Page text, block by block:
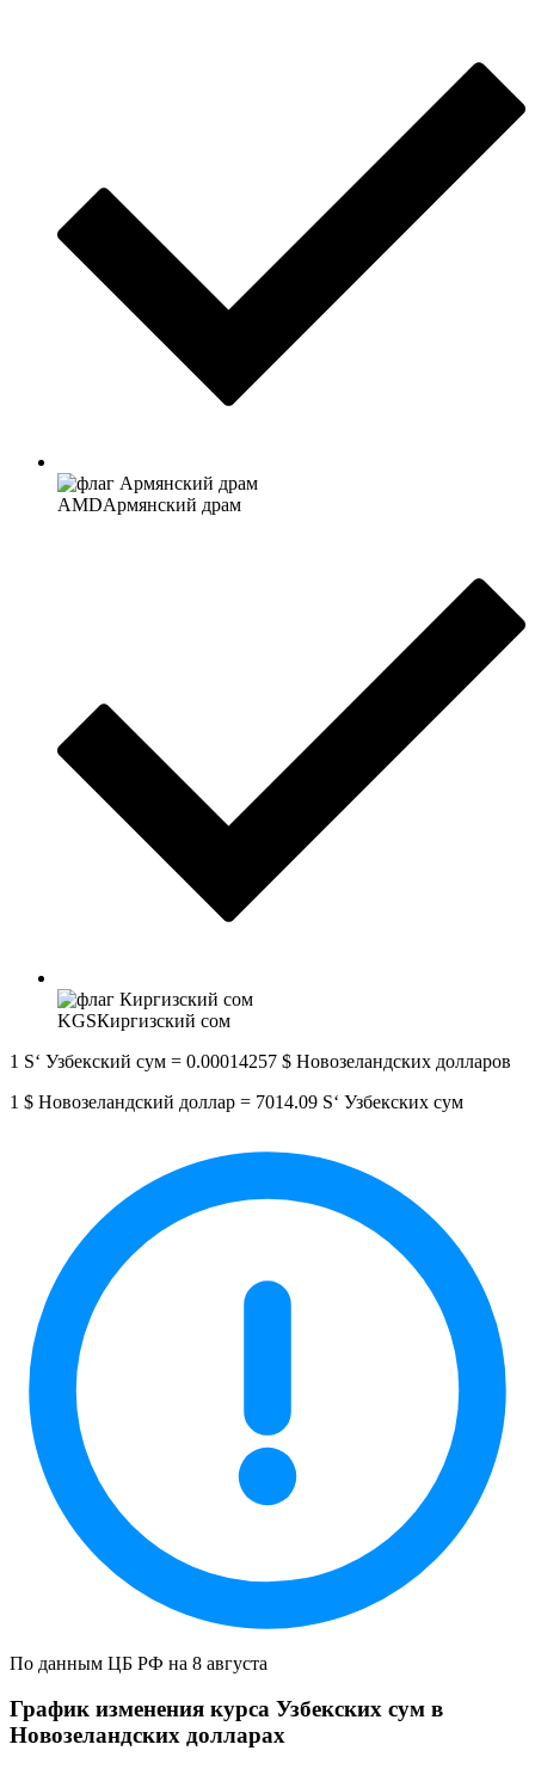
AMDАрмянский драм
KGSКиргизский сом
1 Sʻ Узбекский сум = 0.00014257 $ Новозеландских долларов
1 $ Новозеландский доллар = 7014.09 Sʻ Узбекских сум
По данным ЦБ РФ на 8 августа
График изменения курса Узбекских сум в
Новозеландских долларах